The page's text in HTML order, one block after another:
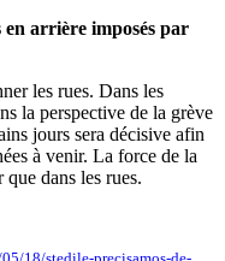
arrière imposés par
les rues. Dans les
la perspective de la grève
jours sera décisive afin
à venir. La force de la
que dans les rues.